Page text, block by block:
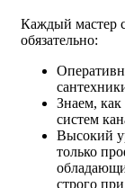
Каждый мастер
обязательно:
Знаем,
систем
Высокий
только
строго